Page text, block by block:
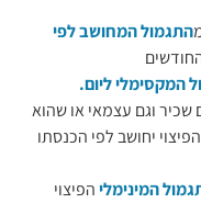
המחושב לפי
החודשים
ליום.
וגם עצמאי או שהוא
יחושב לפי הכנסתו
המינימליהפיצוי